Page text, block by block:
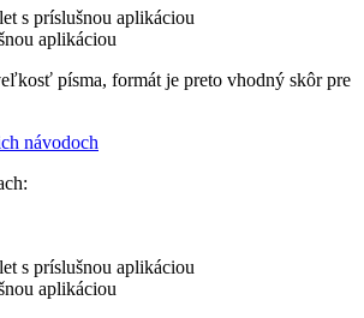
s príslušnou aplikáciou
aplikáciou
písma, formát je preto vhodný skôr pre
návodoch
s príslušnou aplikáciou
aplikáciou